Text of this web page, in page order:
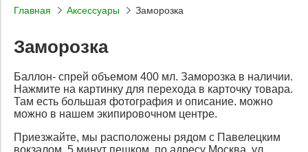
Главная Аксессуары Заморозка
Заморозка
Баллон- спрей объемом 400 мл. Заморозка в наличии.
Нажмите на картинку для перехода в карточку товара.
Там есть большая фотография и описание. можно
можно в нашем экипировочном центре.
Приезжайте, мы расположены рядом с Павелецким
вокзалом, 5 минут пешком, по адресу Москва, ул.